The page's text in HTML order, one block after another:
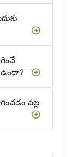
ఉందా?
వల్ల